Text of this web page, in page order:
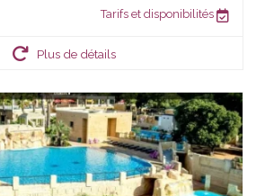
Tarifs et disponibilités
Plus de détails